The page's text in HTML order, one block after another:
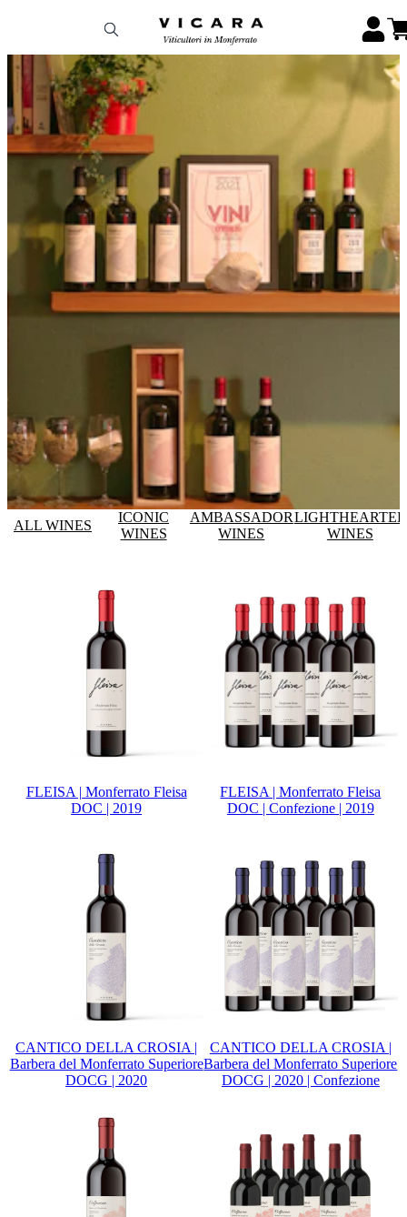
ALL WINES
ICONIC
WINES
AMBASSADOR
WINES
LIGHTHEARTED
WINES
FLEISA | Monferrato Fleisa
DOC | 2019
FLEISA | Monferrato Fleisa
DOC | Confezione | 2019
CANTICO DELLA CROSIA |
Barbera del Monferrato Superiore
DOCG | 2020
CANTICO DELLA CROSIA |
Barbera del Monferrato Superiore
DOCG | 2020 | Confezione